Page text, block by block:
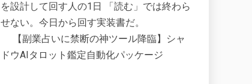
を設計して回す人の1日 「読む」では終わら
せない。今日から回す実装書だ。
【副業占いに禁断の神ツール降臨】シャ
ドウAIタロット鑑定自動化パッケージ